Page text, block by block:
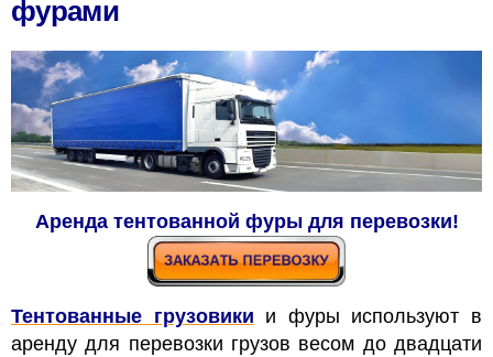
фурами
Аренда тентованной фуры для перевозки!
Тентованные грузовики и фуры используют в
аренду для перевозки грузов весом до двадцати